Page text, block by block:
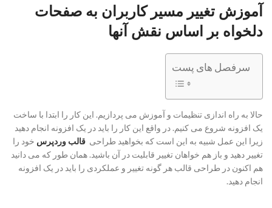
آموزش تغییر مسیر کاربران به صفحات
دلخواه بر اساس نقش آنها
سرفصل های پست
حالا به راه اندازی تنظیمات و آموزش می پردازیم. این کار را ابتدا با ساخت
یک افزونه شروع می کنیم. در واقع این کار را باید در یک افزونه انجام دهید
زیرا این عمل شبیه به این است که بخواهید طراحی قالب وردپرس خود را
تغییر دهید و باز هم خواهان تغییر قابلیت در آن باشید. همان طور که می دانید
هم اکنون در طراحی قالب هر گونه تغییر و عملکردی را باید در یک افزونه
انجام دهید.